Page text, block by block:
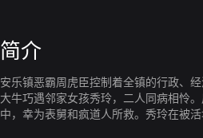
简介
安乐镇恶霸周虎臣控制着全镇的行政、
大牛巧遇邻家女孩秀玲，二人同病相怜
中，幸为表舅和疯道人所救。秀玲在被